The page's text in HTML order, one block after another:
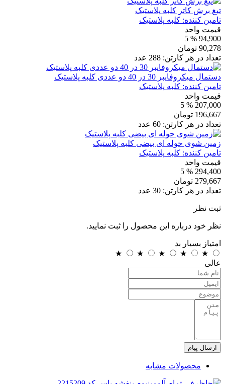
تیغ برش کاتر کلبه پلاستیک
تامین کننده: کلبه پلاستیک
قیمت واحد
94,900
% 5
90,278 تومان
تعداد در هر کارتن: 288 عدد
دستمال میکروفایبر 30 در 40 دو عددی کلبه پلاستیک
تامین کننده: کلبه پلاستیک
قیمت واحد
207,000
% 5
196,667 تومان
تعداد در هر کارتن: 60 عدد
زمین شوی حوله ای بیضی کلبه پلاستیک
تامین کننده: کلبه پلاستیک
قیمت واحد
294,400
% 5
279,667 تومان
تعداد در هر کارتن: 30 عدد
ثبت نظر
نظر خود درباره این محصول را ثبت نمایید.
امتیاز بسیار بد
★
★
★
★
★
عالی
ارسال پیام
محصولات مشابه